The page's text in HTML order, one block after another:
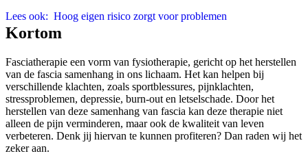
Lees ook: Hoog eigen risico zorgt voor problemen
Kortom
Fasciatherapie een vorm van fysiotherapie, gericht op het herstellen
van de fascia samenhang in ons lichaam. Het kan helpen bij
verschillende klachten, zoals sportblessures, pijnklachten,
stressproblemen, depressie, burn-out en letselschade. Door het
herstellen van deze samenhang van fascia kan deze therapie niet
alleen de pijn verminderen, maar ook de kwaliteit van leven
verbeteren. Denk jij hiervan te kunnen profiteren? Dan raden wij het
zeker aan.